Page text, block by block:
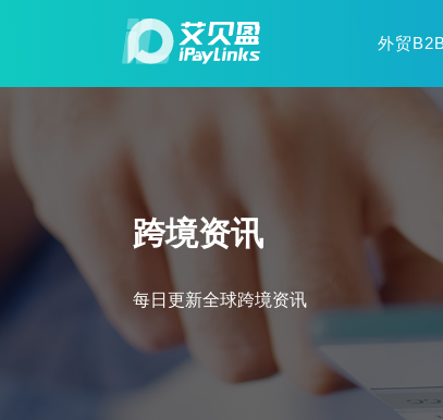
外贸
跨境资讯
每日更新全球跨境资讯